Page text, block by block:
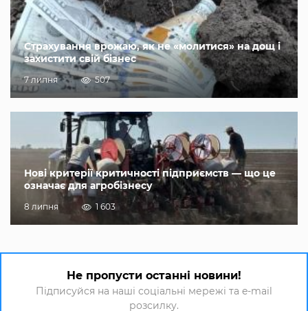
Страхування врожаю, як не «молитися» на дощ і
захистити свій бізнес
7 липня 507
Нові критерії критичності підприємств — що це
означає для агробізнесу
8 липня 1 603
Не пропусти останні новини!
Підписуйся на наші соціальні мережі та e-mail
розсилку.